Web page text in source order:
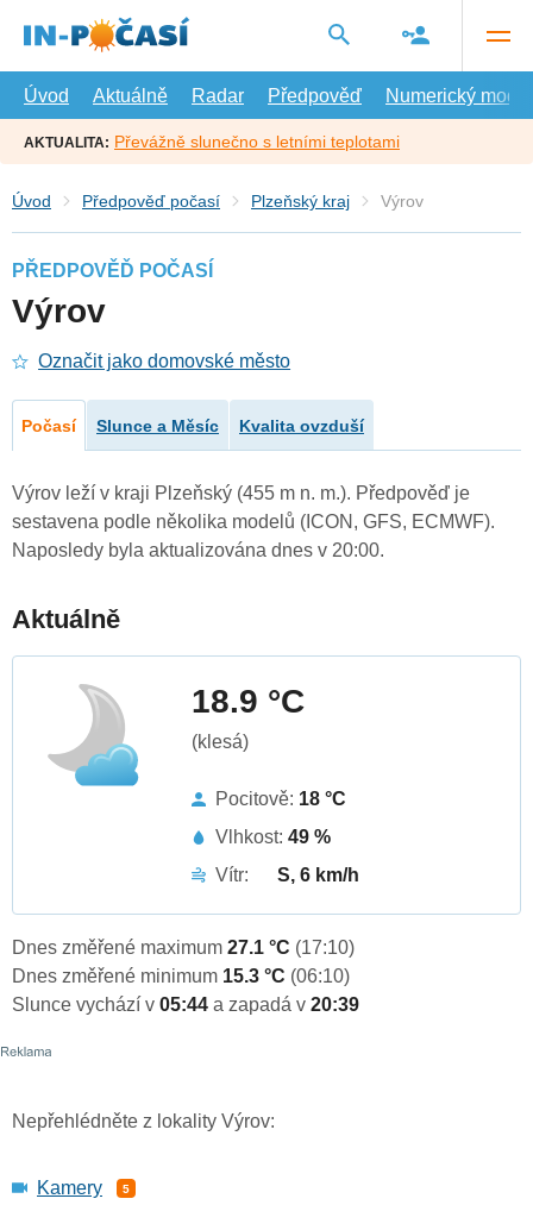
hlavní
Úvod
Aktuálně Radar Předpověď Numerický model
AKTUALITA: Převážně slunečno s letními teplotami
Úvod Předpověď počasí Plzeňský kraj Výrov
PŘEDPOVĚĎ POČASÍ
Výrov
Označit jako domovské město
Počasí Slunce a Měsíc Kvalita ovzduší
Výrov leží v kraji Plzeňský (455 m n. m.). Předpověď je
sestavena podle několika modelů (ICON, GFS, ECMWF).
Naposledy byla aktualizována dnes v 20:00.
Aktuálně
18.9 °C
(klesá)
Pocitově: 18 °C
Vlhkost: 49 %
Vítr:
S, 6 km/h
Dnes změřené maximum 27.1 °C (17:10)
Dnes změřené minimum 15.3 °C (06:10)
Slunce vychází v 05:44 a zapadá v 20:39
Nepřehlédněte z lokality Výrov:
Kamery 5